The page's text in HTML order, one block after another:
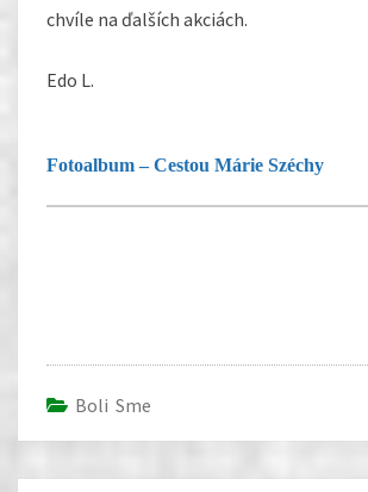
chvíle na ďalších akciách.
Edo L.
Fotoalbum – Cestou Márie Széchy
lightbox-slider-shortcode.php
Boli Sme